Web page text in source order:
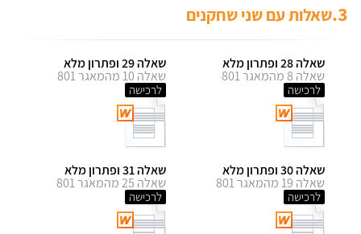
3. שאלות עם שני שחקנים
שאלה 28 ופתרון מלא
שאלה 8 מהמאגר 801
לרכישה
שאלה 29 ופתרון מלא
שאלה 10 מהמאגר 801
לרכישה
שאלה 30 ופתרון מלא
שאלה 19 מהמאגר 801
לרכישה
שאלה 31 ופתרון מלא
שאלה 25 מהמאגר 801
לרכישה